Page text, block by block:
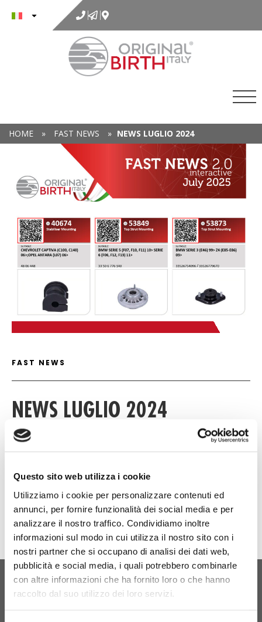
Questo sito web utilizza i cookie
Utilizziamo i cookie per personalizzare contenuti ed
annunci, per fornire funzionalità dei social media e per
analizzare il nostro traffico. Condividiamo inoltre
informazioni sul modo in cui utilizza il nostro sito con i
nostri partner che si occupano di analisi dei dati web,
pubblicità e social media, i quali potrebbero combinarle
con altre informazioni che ha fornito loro o che hanno
raccolto dal suo utilizzo dei loro servizi.
contenuto
HOME » FAST NEWS » NEWS LUGLIO 2024
FAST NEWS DETAIL
FAST NEWS
NEWS LUGLIO 2024
Download
ORIGINAL BIRTH